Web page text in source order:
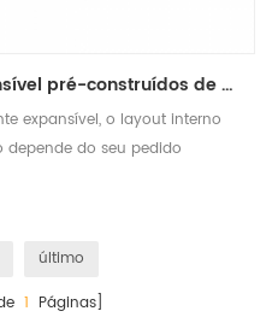
casa de recipiente expansível pré-construídos de luxo padrão australiano
expansível, o layout interno
depende do seu pedido
último
1 Páginas]